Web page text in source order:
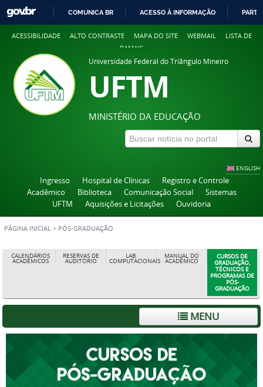
COMUNICA BR ACESSO À INFORMAÇÃO
ACESSIBILIDADE ALTO CONTRASTE MAPA DO SITE WEBMAIL
LISTA DE
RAMAIS
Universidade Federal do Triângulo Mineiro
UFTM
MINISTÉRIO DA EDUCAÇÃO
ENGLISH
Ingresso Hospital de Clínicas
Registro e Controle
Acadêmico
Biblioteca Comunicação Social
Sistemas
UFTM
Aquisições e Licitações Ouvidoria
PÁGINA INICIAL > PÓS-GRADUAÇÃO
CALENDÁRIOS
ACADÊMICOS
RESERVAS DE
AUDITÓRIO
LAB.
COMPUTACIONAIS
MANUAL DO
ACADÊMICO
CURSOS DE
GRADUAÇÃO,
TÉCNICOS E
PROGRAMAS DE
PÓS-
GRADUAÇÃO
MENU